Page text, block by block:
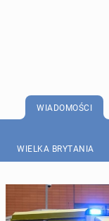
WIADOMOŚCI
WIELKA BRYTANIA